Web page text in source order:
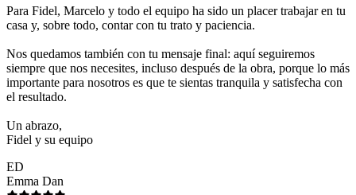
Para Fidel, Marcelo y todo el equipo ha sido un placer trabajar en tu
casa y, sobre todo, contar con tu trato y paciencia.
Nos quedamos también con tu mensaje final: aquí seguiremos
siempre que nos necesites, incluso después de la obra, porque lo más
importante para nosotros es que te sientas tranquila y satisfecha con
el resultado.
Un abrazo,
Fidel y su equipo
ED
Emma Dan